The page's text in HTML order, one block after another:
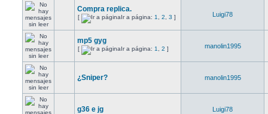
Compra replica.
[ Ir a página: 1 2 3 ] Luigi78
mp5 gyg
[ Ir a página: 1 2 ] manolin1995
¿Sniper? manolin1995
g36 e jg Luigi78